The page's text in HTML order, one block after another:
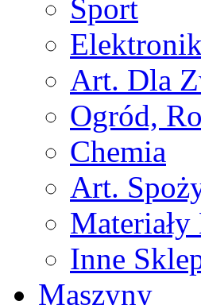
Sport
Art. Dla
Ogród,
Chemia
Art.
Inne
Maszyny